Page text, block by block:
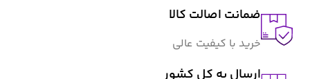
ضمانت اصالت کالا
خرید با کیفیت عالی
ارسال به کل کشور